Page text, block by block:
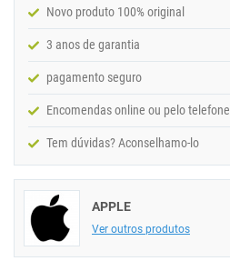
Novo produto 100% original
3 anos de garantia
pagamento seguro
Encomendas online ou pelo telefone
Tem dúvidas? Aconselhamo-lo
APPLE
Ver outros produtos